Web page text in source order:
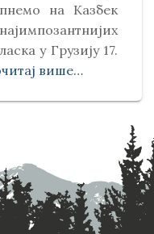
на Kазбек
у Грузију 17.
више…